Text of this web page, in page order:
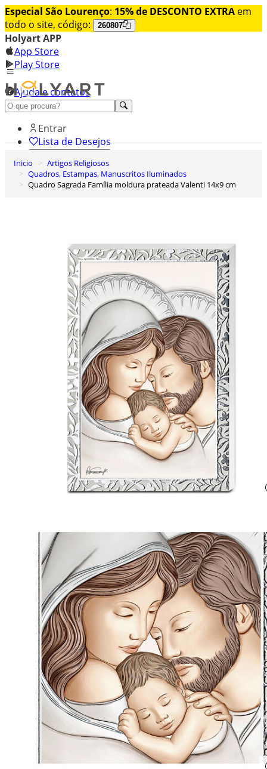
Especial São Lourenço: 15% de DESCONTO EXTRA em
todo o site, código:
260807
Holyart APP
App Store
Play Store
Ajuda e contatos
Conheça premium
Entrar
Lista de Desejos
0
Carrinho de Compras
Inicio
Artigos Religiosos
Quadros, Estampas, Manuscritos Iluminados
Quadro Sagrada Família moldura prateada Valenti 14x9 cm